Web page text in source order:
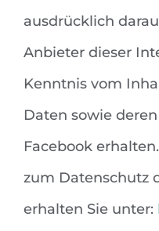
ausdrücklich
Anbieter dieser
Kenntnis vom
Daten sowie
Facebook
zum Datenschutz
erhalten Sie unter: